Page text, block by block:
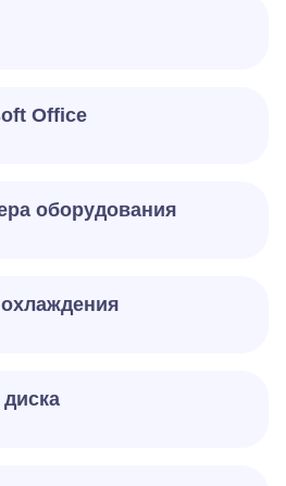
Office
оборудования